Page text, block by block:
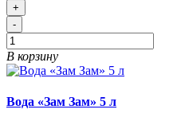
+
-
В корзину
Вода «Зам Зам» 5 л